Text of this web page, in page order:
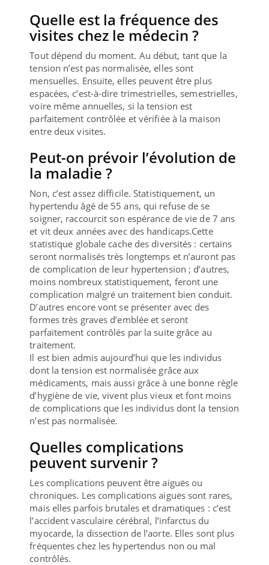
Quelle est la fréquence des
visites chez le médecin ?
Tout dépend du moment. Au début, tant que la
tension n’est pas normalisée, elles sont
mensuelles. Ensuite, elles peuvent être plus
espacées, c’est-à-dire trimestrielles, semestrielles,
voire même annuelles, si la tension est
parfaitement contrôlée et vérifiée à la maison
entre deux visites.
Peut-on prévoir l’évolution de
la maladie ?
Non, c’est assez difficile. Statistiquement, un
hypertendu âgé de 55 ans, qui refuse de se
soigner, raccourcit son espérance de vie de 7 ans
et vit deux années avec des handicaps.Cette
statistique globale cache des diversités : certains
seront normalisés très longtemps et n’auront pas
de complication de leur hypertension ; d’autres,
moins nombreux statistiquement, feront une
complication malgré un traitement bien conduit.
D’autres encore vont se présenter avec des
formes très graves d’emblée et seront
parfaitement contrôlés par la suite grâce au
traitement.
Il est bien admis aujourd’hui que les individus
dont la tension est normalisée grâce aux
médicaments, mais aussi grâce à une bonne règle
d’hygiène de vie, vivent plus vieux et font moins
de complications que les individus dont la tension
n’est pas normalisée.
Quelles complications
peuvent survenir ?
Les complications peuvent être aiguës ou
chroniques. Les complications aiguës sont rares,
mais elles parfois brutales et dramatiques : c’est
l’accident vasculaire cérébral, l’infarctus du
myocarde, la dissection de l’aorte. Elles sont plus
fréquentes chez les hypertendus non ou mal
contrôlés.